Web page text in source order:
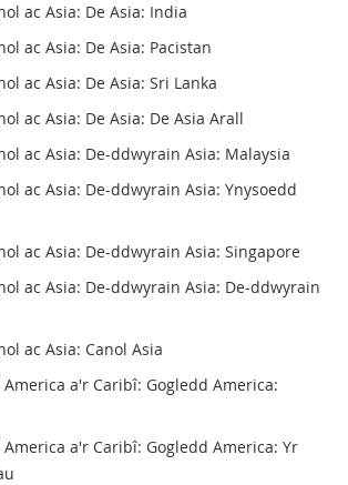
ac Asia: De Asia: India
ac Asia: De Asia: Pacistan
ac Asia: De Asia: Sri Lanka
ac Asia: De Asia: De Asia Arall
ac Asia: De-ddwyrain Asia: Malaysia
ac Asia: De-ddwyrain Asia: Ynysoedd
ac Asia: De-ddwyrain Asia: Singapore
ac Asia: De-ddwyrain Asia: De-ddwyrain
ac Asia: Canol Asia
a'r Caribî: Gogledd America:
a'r Caribî: Gogledd America: Yr